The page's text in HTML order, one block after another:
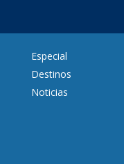
Especial
Destinos
Noticias